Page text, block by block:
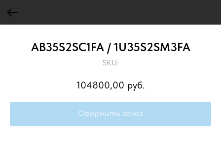
AB35S2SC1FA / 1U35S2SM3FA
SKU:
104800,00 руб.
Оформить заказ